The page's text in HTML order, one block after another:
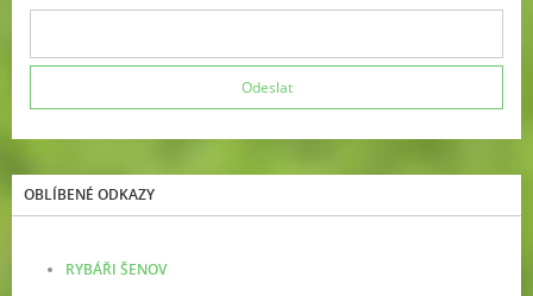
OBLÍBENÉ ODKAZY
RYBÁŘI ŠENOV